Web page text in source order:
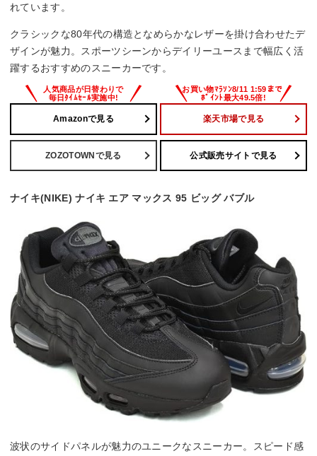
れています。
クラシックな80年代の構造となめらかなレザーを掛け合わせたデ
ザインが魅力。スポーツシーンからデイリーユースまで幅広く活
躍するおすすめのスニーカーです。
Amazonで見る 楽天市場で見る
ZOZOTOWNで見る 公式販売サイトで見る
ナイキ(NIKE) ナイキ エア マックス 95 ビッグ バブル
波状のサイドパネルが魅力のユニークなスニーカー。スピード感